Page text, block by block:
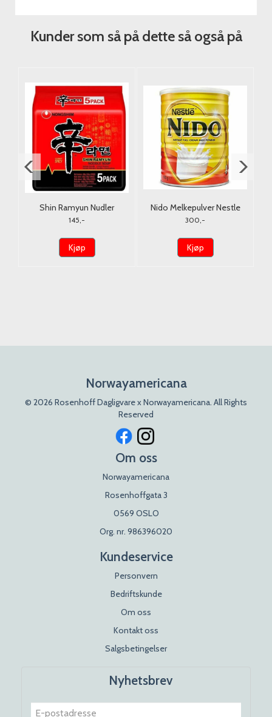
Kunder som så på dette så også på
Shin Ramyun Nudler
Nongshim 5x120g.
145,-
Kjøp
Nido Melkepulver Nestle
900G. (Tørrmelk)
300,-
Kjøp
Norwayamericana
© 2026 Rosenhoff Dagligvare x Norwayamericana. All Rights
Reserved
Om oss
Norwayamericana
Rosenhoffgata 3
0569 OSLO
Org. nr. 986396020
Kundeservice
Personvern
Bedriftskunde
Om oss
Kontakt oss
Salgsbetingelser
Nyhetsbrev